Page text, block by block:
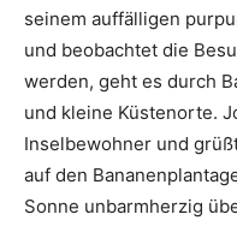
seinem auffälligen
und beobachtet die
werden, geht es durch
und kleine Küstenorte.
Inselbewohner und
auf den
Sonne unbarmherzig